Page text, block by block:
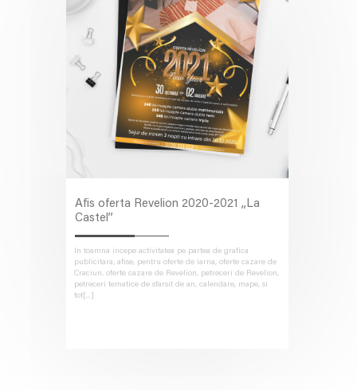
Afis oferta Revelion 2020-2021 „La
Castel”
In toamna incepe activitatea pe partea de grafica
publicitara, afise, pentru oferte de iarna, oferte cazare de
Craciun, oferte cazare de Revelion, petreceri de Revelion,
petreceri tematice de sfarsit de an, calendare, mape, si
tot[...]